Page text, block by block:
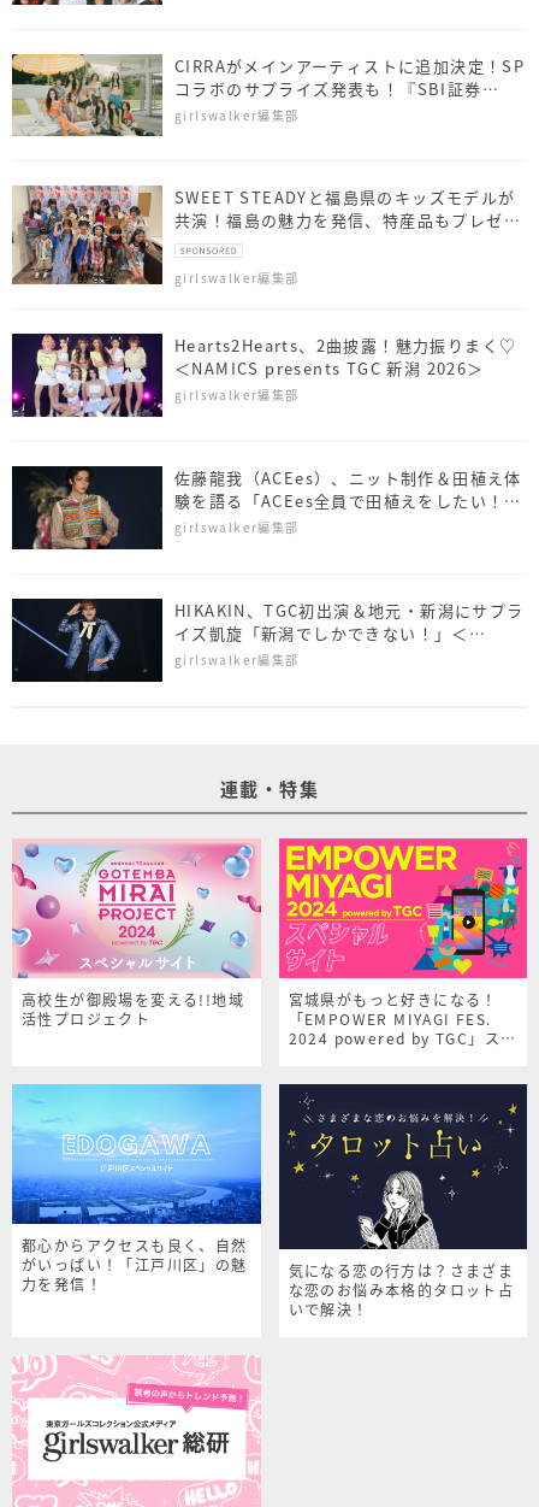
CIRRAがメインアーティストに追加決定！SP
コラボのサプライズ発表も！『SBI証券
presents TGC 北九州 2026』
girlswalker編集部
SWEET STEADYと福島県のキッズモデルが
共演！福島の魅力を発信、特産品もプレゼン
ト
girlswalker編集部
Hearts2Hearts、2曲披露！魅力振りまく♡
＜NAMICS presents TGC 新潟 2026＞
girlswalker編集部
佐藤⿓我（ACEes）、ニット制作＆田植え体
験を語る「ACEes全員で田植えをしたい！」
＜NAMICS presents TGC 新潟 2026＞
girlswalker編集部
HIKAKIN、TGC初出演＆地元・新潟にサプラ
イズ凱旋「新潟でしかできない！」＜
NAMICS presents TGC 新潟 2026＞
girlswalker編集部
連載・特集
高校生が御殿場を変える!!地域
活性プロジェクト
宮城県がもっと好きになる！
「EMPOWER MIYAGI FES.
2024 powered by TGC」スペ
都心からアクセスも良く、自然
がいっぱい！「江戸川区」の魅
力を発信！
気になる恋の行方は？さまざま
な恋のお悩み本格的タロット占
いで解決！